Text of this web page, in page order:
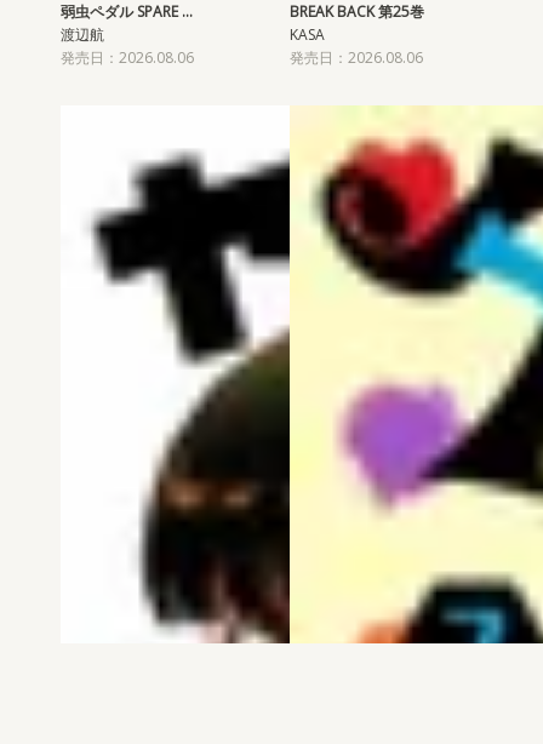
弱虫ペダル SPARE …
渡辺航
発売日：2026.08.06
BREAK BACK 第25巻
KASA
発売日：2026.08.06